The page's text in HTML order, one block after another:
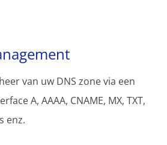
van uw DNS zone via een
A, AAAA, CNAME, MX, TXT,
enz.